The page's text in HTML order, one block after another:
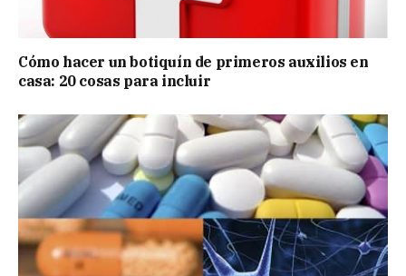
Cómo hacer un botiquín de primeros auxilios en
casa: 20 cosas para incluir